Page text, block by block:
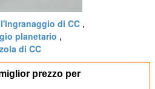
di CC ,
planetario ,
di CC
prezzo per